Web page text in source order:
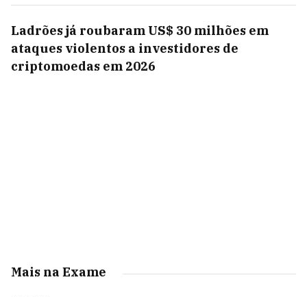
Ladrões já roubaram US$ 30 milhões em
ataques violentos a investidores de
criptomoedas em 2026
Mais na Exame